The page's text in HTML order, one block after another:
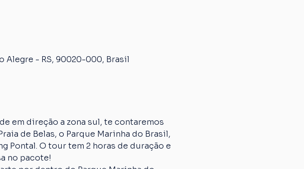
Alegre - RS, 90020-000, Brasil
em direção a zona sul, te contaremos
de Belas, o Parque Marinha do Brasil,
Pontal. O tour tem 2 horas de duração e
no pacote!